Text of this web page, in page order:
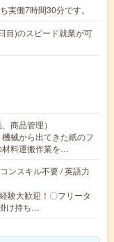
実働7時間30分です。
目)のスピード就業が可
商品管理）
械から出てきた紙のフ
材料運搬作業を…
ンスキル不要 / 英語力
験大歓迎！〇フリータ
け持ち…